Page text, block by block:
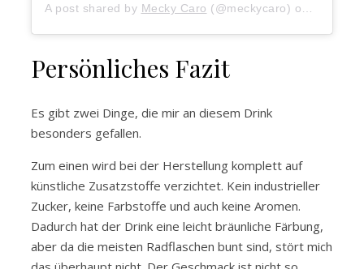
A post shared by Mecky Caro (@meckycaro) on
Persönliches Fazit
Es gibt zwei Dinge, die mir an diesem Drink
besonders gefallen.
Zum einen wird bei der Herstellung komplett auf
künstliche Zusatzstoffe verzichtet. Kein industrieller
Zucker, keine Farbstoffe und auch keine Aromen.
Dadurch hat der Drink eine leicht bräunliche Färbung,
aber da die meisten Radflaschen bunt sind, stört mich